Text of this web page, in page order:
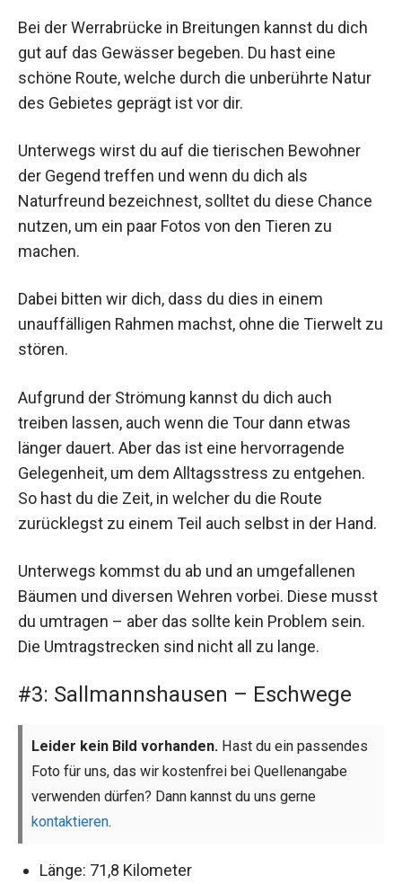
Bei der Werrabrücke in Breitungen kannst du dich
gut auf das Gewässer begeben. Du hast eine
schöne Route, welche durch die unberührte Natur
des Gebietes geprägt ist vor dir.
Unterwegs wirst du auf die tierischen Bewohner
der Gegend treffen und wenn du dich als
Naturfreund bezeichnest, solltet du diese Chance
nutzen, um ein paar Fotos von den Tieren zu
machen.
Dabei bitten wir dich, dass du dies in einem
unauffälligen Rahmen machst, ohne die Tierwelt zu
stören.
Aufgrund der Strömung kannst du dich auch
treiben lassen, auch wenn die Tour dann etwas
länger dauert. Aber das ist eine hervorragende
Gelegenheit, um dem Alltagsstress zu entgehen.
So hast du die Zeit, in welcher du die Route
zurücklegst zu einem Teil auch selbst in der Hand.
Unterwegs kommst du ab und an umgefallenen
Bäumen und diversen Wehren vorbei. Diese musst
du umtragen – aber das sollte kein Problem sein.
Die Umtragstrecken sind nicht all zu lange.
#3: Sallmannshausen – Eschwege
Leider kein Bild vorhanden. Hast du ein passendes
Foto für uns, das wir kostenfrei bei Quellenangabe
verwenden dürfen? Dann kannst du uns gerne
kontaktieren.
Länge: 71,8 Kilometer